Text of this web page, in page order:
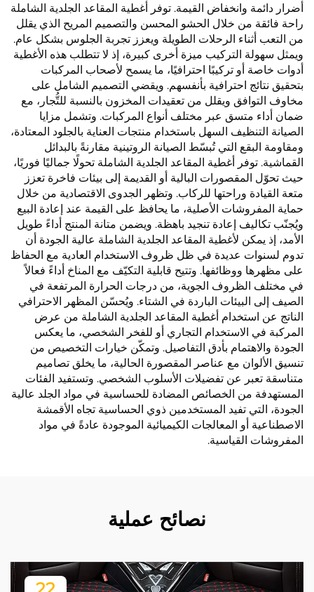
أضرار دائمة وانخفاض القيمة. توفر أغطية المقاعد الجلدية الشاملة
راحة فائقة من خلال الحشو المحسن والتصميم المريح الذي يقلل
من التعب أثناء الرحلات الطويلة ويعزز تجربة الجلوس بشكل عام.
ويمثل سهولة التركيب ميزة أخرى كبيرة، إذ لا تتطلب هذه الأغطية
أدوات خاصة أو تركيبًا احترافيًا، ما يسمح لأصحاب المركبات
بتحقيق نتائج احترافية بأنفسهم. ويقضي التصميم الشامل على
مخاوف التوافق ويقلل من تعقيدات المخزون بالنسبة للتُّجار، مع
ضمان أداء متسق عبر مختلف أنواع المركبات. وتشمل مزايا
الصيانة التنظيف السهل باستخدام منتجات العناية بالجلود المعتادة،
ومقاومة البقع التي تُبسّط الصيانة الروتينية مقارنةً بالبدائل
القماشية. توفر أغطية المقاعد الجلدية الشاملة تحولًا جماليًا فوريًا،
حيث تحوّل المقصورات البالية أو القديمة إلى بيئات فاخرة تعزز
متعة القيادة وراحتها للركاب. وتظهر الجدوى الاقتصادية من خلال
حماية المفروشات الأصلية، ما يحافظ على القيمة عند إعادة البيع
ويُجنّب تكاليف إعادة تنجيد باهظة. ويضمن متانة المنتج أداءً طويل
الأمد، إذ يمكن لأغطية المقاعد الجلدية الشاملة عالية الجودة أن
تدوم لسنوات عديدة في ظل ظروف الاستخدام العادية مع الحفاظ
على مظهرها ووظائفها. وتتيح قابلية التكيّف مع المناخ أداءً فعالاً
في مختلف الظروف الجوية، من درجات الحرارة المرتفعة في
الصيف إلى البيئات الباردة في الشتاء. ويُحسّن المظهر الاحترافي
الناتج عن استخدام أغطية المقاعد الجلدية الشاملة من عرض
المركبة في الاستخدام التجاري أو للفخر الشخصي، ما يعكس
الجودة والاهتمام بأدق التفاصيل. وتمكّن خيارات التخصيص من
تنسيق الألوان مع عناصر المقصورة الحالية، ما يخلق تصاميم
متناسقة تعبر عن تفضيلات الأسلوب الشخصي. وتستفيد الفئات
المستهدفة من الخصائص المضادة للحساسية في مواد الجلد عالية
الجودة، التي تفيد المستخدمين ذوي الحساسية تجاه الأقمشة
الاصطناعية أو المعالجات الكيميائية الموجودة عادةً في مواد
المفروشات القياسية.
نصائح عملية